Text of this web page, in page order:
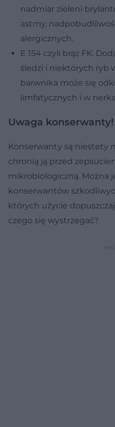
nadmiar zieleni
astmy,
alergicznych.
E 154 czyli brąz FK.
śledzi i niektórych ryb
barwnika może się
limfatycznych i w
Uwaga konserwanty!
Konserwanty są niestety
chronią ją przed
mikrobiologiczną. Można
konserwantów
których użycie
czego się wystrzegać?